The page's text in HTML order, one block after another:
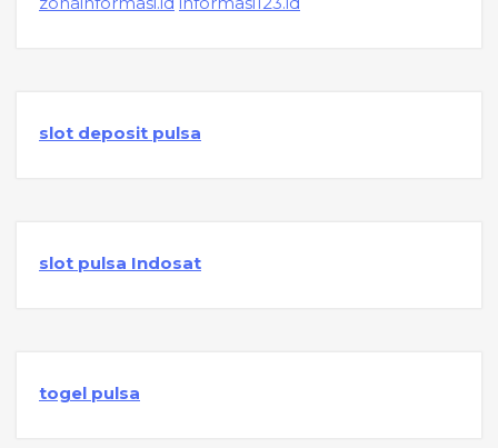
slot deposit pulsa
slot pulsa Indosat
togel pulsa